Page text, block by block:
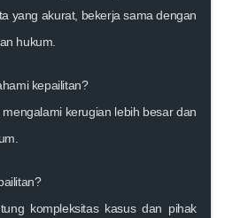
yang akurat, bekerja sama dengan
hukum.
kepailitan?
kerugian lebih besar dan
kompleksitas kasus dan pihak